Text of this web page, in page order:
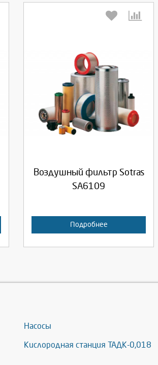
Воздушный фильтр Sotras
SA6109
Подробнее
Выберите количество:
Насосы
Кислородная станция ТАДК-0,018